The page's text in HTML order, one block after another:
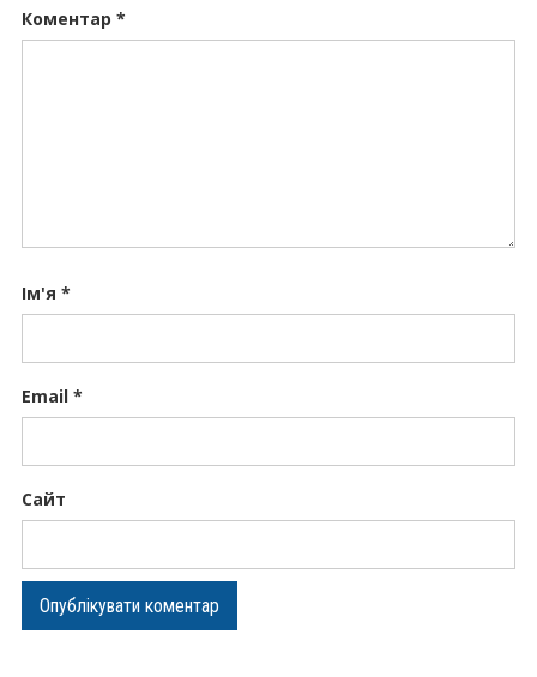
Коментар *
Ім'я *
Email *
Сайт